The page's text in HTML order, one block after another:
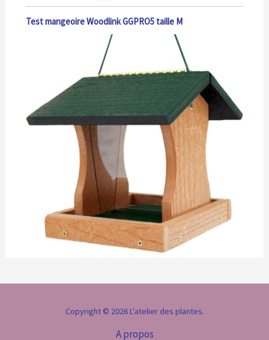
Test mangeoire Woodlink GGPRO5 taille M
Copyright © 2026 L'atelier des plantes.
A propos